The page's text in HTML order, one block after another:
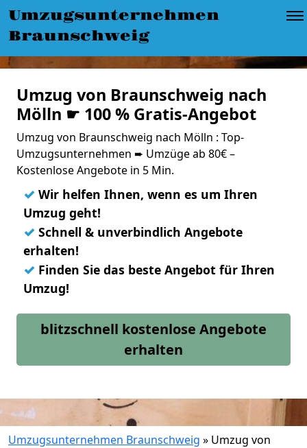
Umzugsunternehmen
Braunschweig
Umzug von Braunschweig nach
Mölln ☛ 100 % Gratis-Angebot
Umzug von Braunschweig nach Mölln : Top-
Umzugsunternehmen ➨ Umzüge ab 80€ –
Kostenlose Angebote in 5 Min.
✓ Wir helfen Ihnen, wenn es um Ihren
Umzug geht!
✓ Schnell & unverbindlich Angebote
erhalten!
✓ Finden Sie das beste Angebot für Ihren
Umzug!
blitzschnell kostenlose Angebote
erhalten
Umzugsunternehmen Braunschweig » Umzug von